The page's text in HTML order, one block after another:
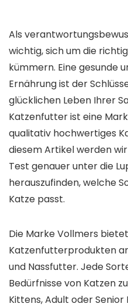
Als
wichtig, sich um die
kümmern. Eine gesunde
Ernährung ist der
glücklichen Leben Ihrer
Katzenfutter ist eine
qualitativ hochwertiges
diesem Artikel werden
Test genauer unter die
herauszufinden, welche
Katze passt.
Die Marke Vollmers
Katzenfutterprodukten
und Nassfutter. Jede
Bedürfnisse von Katzen
Kittens, Adult oder